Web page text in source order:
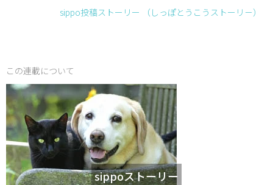
sippo投稿ストーリー （しっぽとうこうストーリ－）
この連載について
sippoストーリー